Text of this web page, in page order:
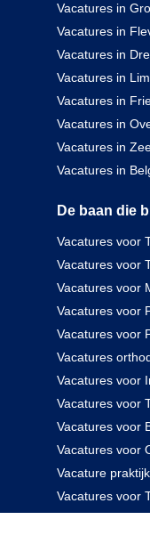
Vacatures in
Vacatures in
Vacatures in
Vacatures in
Vacatures in
Vacatures in
Vacatures in
Vacatures in
De baan die
Vacatures voor
Vacatures voor
Vacatures voor
Vacatures voor
Vacatures voor
Vacatures
Vacatures voor
Vacatures voor
Vacatures voor
Vacatures voor
Vacature
Vacatures voor